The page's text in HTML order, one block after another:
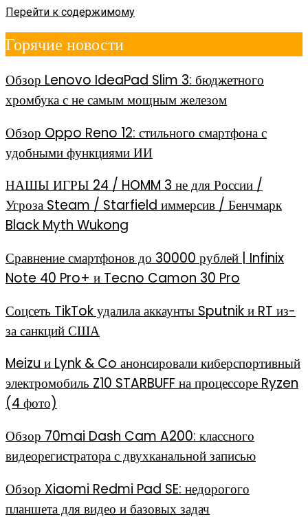
Перейти к содержимому
Горячие новости
Обзор Lenovo IdeaPad Slim 3: бюджетного
хромбука с не самым мощным железом
Обзор Oppo Reno 12: стильного смартфона с
удобными функциями ИИ
НАШЫ ИГРЫ 24 / HOMM 3 не для России /
Угроза Steam / Starfield иммерсив / Бенчмарк
Black Myth Wukong
Сравнение смартфонов до 30000 рублей | Infinix
Note 40 Pro+ и Tecno Camon 30 Pro
Соцсеть TikTok удалила аккаунты Sputnik и RT из-
за санкций США
Meizu и Lynk & Co анонсировали киберспортивный
электромобиль Z10 STARBUFF на процессоре Ryzen
(4 фото)
Обзор 70mai Dash Cam A200: классного
видеорегистратора с двухканальной записью
Обзор Xiaomi Redmi Pad SE: недорогого
планшета для видео и базовых задач